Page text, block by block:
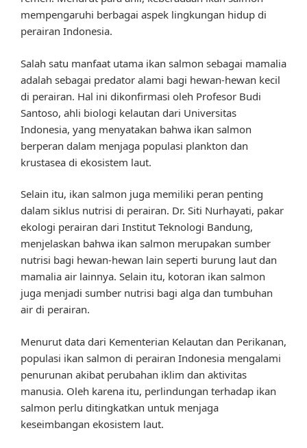
mempengaruhi berbagai aspek lingkungan hidup di
perairan Indonesia.
Salah satu manfaat utama ikan salmon sebagai mamalia
adalah sebagai predator alami bagi hewan-hewan kecil
di perairan. Hal ini dikonfirmasi oleh Profesor Budi
Santoso, ahli biologi kelautan dari Universitas
Indonesia, yang menyatakan bahwa ikan salmon
berperan dalam menjaga populasi plankton dan
krustasea di ekosistem laut.
Selain itu, ikan salmon juga memiliki peran penting
dalam siklus nutrisi di perairan. Dr. Siti Nurhayati, pakar
ekologi perairan dari Institut Teknologi Bandung,
menjelaskan bahwa ikan salmon merupakan sumber
nutrisi bagi hewan-hewan lain seperti burung laut dan
mamalia air lainnya. Selain itu, kotoran ikan salmon
juga menjadi sumber nutrisi bagi alga dan tumbuhan
air di perairan.
Menurut data dari Kementerian Kelautan dan Perikanan,
populasi ikan salmon di perairan Indonesia mengalami
penurunan akibat perubahan iklim dan aktivitas
manusia. Oleh karena itu, perlindungan terhadap ikan
salmon perlu ditingkatkan untuk menjaga
keseimbangan ekosistem laut.